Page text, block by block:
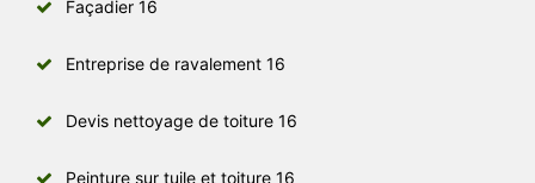
Façadier 16
Entreprise de ravalement 16
Devis nettoyage de toiture 16
Peinture sur tuile et toiture 16